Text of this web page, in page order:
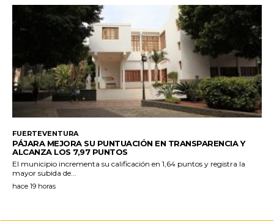
FUERTEVENTURA
PÁJARA MEJORA SU PUNTUACIÓN EN TRANSPARENCIA Y
ALCANZA LOS 7,97 PUNTOS
El municipio incrementa su calificación en 1,64 puntos y registra la
mayor subida de...
hace 19 horas